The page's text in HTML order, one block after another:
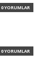
0 YORUMLAR
0 YORUMLAR